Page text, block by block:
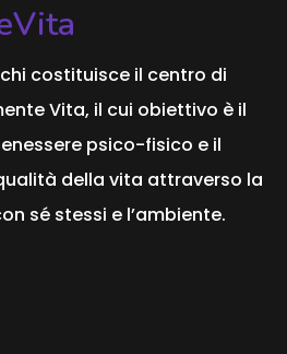
costituisce il centro di
Vita, il cui obiettivo è il
psico-fisico e il
della vita attraverso la
sé stessi e l’ambiente.